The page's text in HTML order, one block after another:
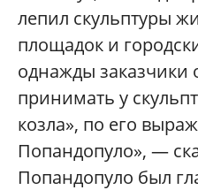
лепил скульптуры
площадок и
однажды заказчики
принимать у
козла», по его
Попандопуло», —
Попандопуло был